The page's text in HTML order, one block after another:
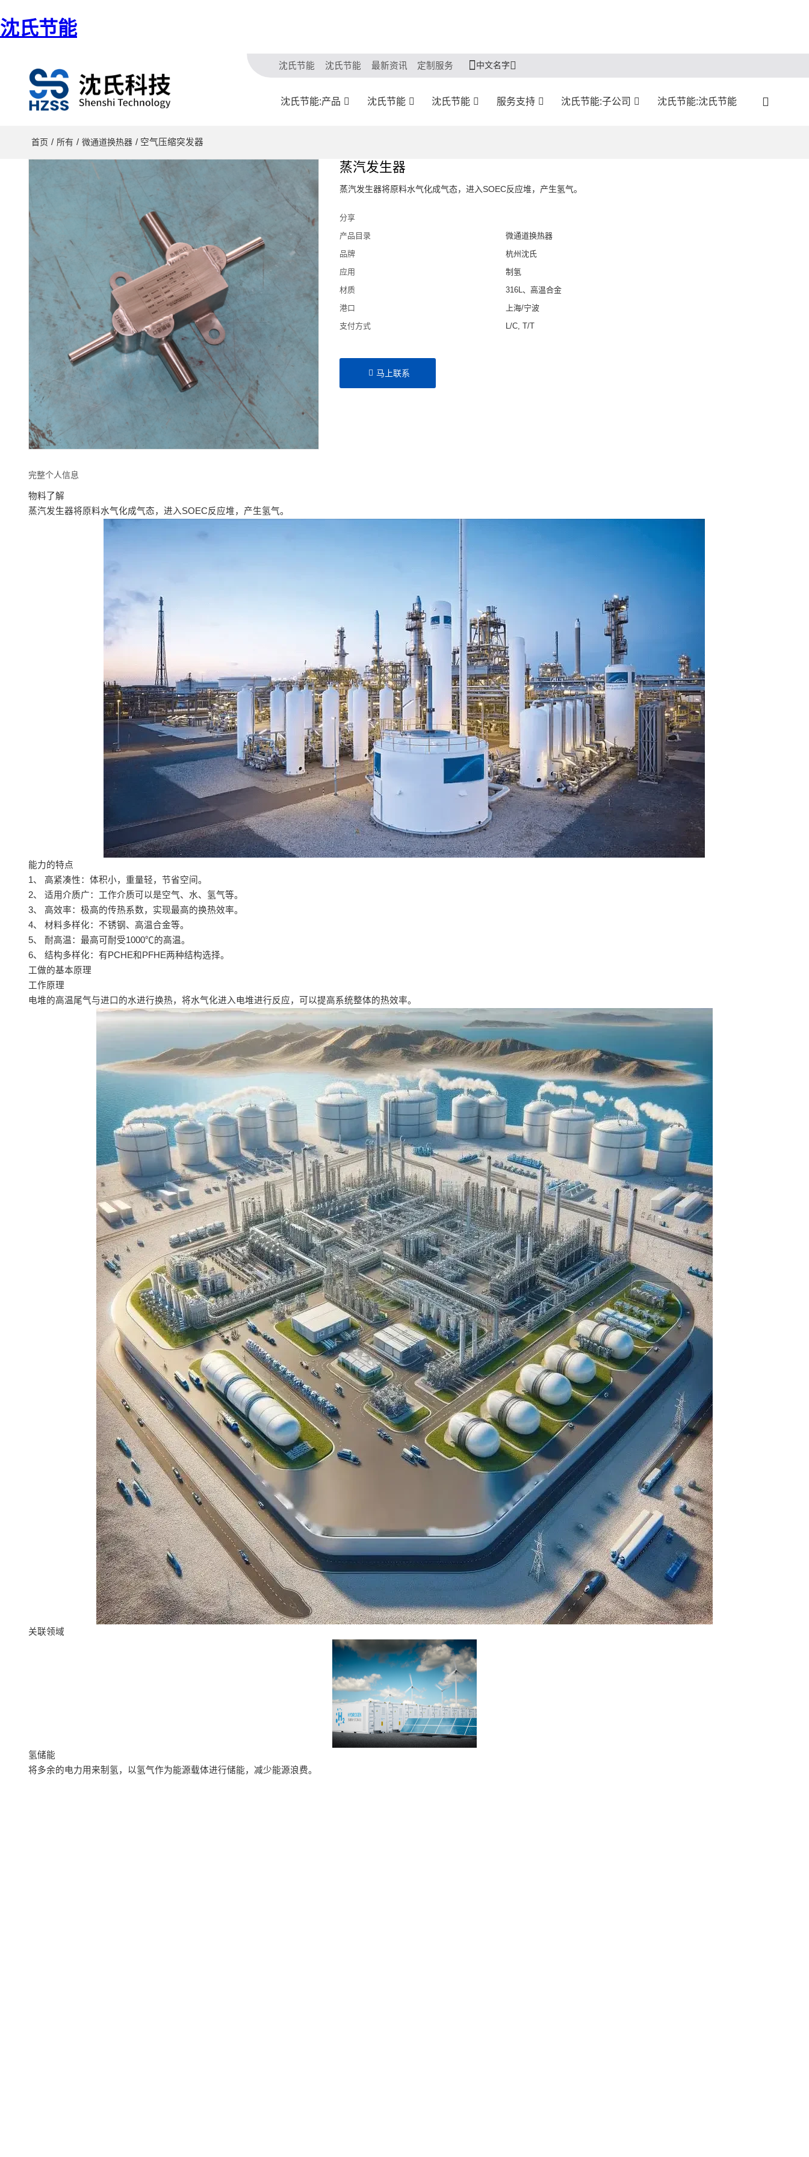
沈氏节能
沈氏节能 沈氏节能 最新资讯 定制服务 中文名字
沈氏节能:产品 沈氏节能 沈氏节能 服务支持 沈氏节能:子公司 沈氏节能:沈氏节能
首页 / 所有 / 微通道换热器 / 空气压缩突发器
蒸汽发生器
蒸汽发生器将原料水气化成气态，进入SOEC反应堆，产生氢气。
分享
产品目录
微通道换热器
品牌
杭州沈氏
应用
制氢
材质
316L、高温合金
港口
上海/宁波
支付方式
L/C, T/T
马上联系
完整个人信息
物料了解
蒸汽发生器将原料水气化成气态，进入SOEC反应堆，产生氢气。
能力的特点
1、 高紧凑性：体积小，重量轻，节省空间。
2、 适用介质广：工作介质可以是空气、水、氢气等。
3、 高效率：极高的传热系数，实现最高的换热效率。
4、 材料多样化：不锈钢、高温合金等。
5、 耐高温：最高可耐受1000℃的高温。
6、 结构多样化：有PCHE和PFHE两种结构选择。
工做的基本原理
工作原理
电堆的高温尾气与进口的水进行换热，将水气化进入电堆进行反应，可以提高系统整体的热效率。
关联领域
氢储能
将多余的电力用来制氢，以氢气作为能源载体进行储能，减少能源浪费。